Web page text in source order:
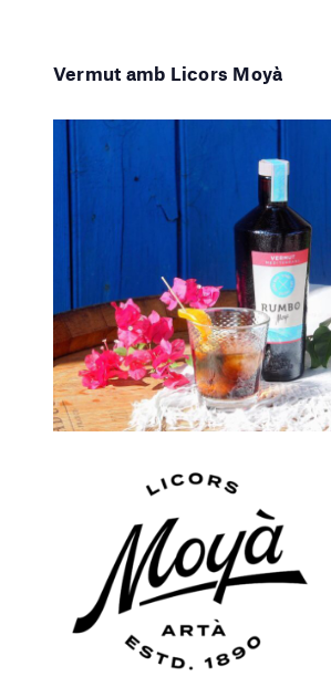
Vermut amb Licors Moyà